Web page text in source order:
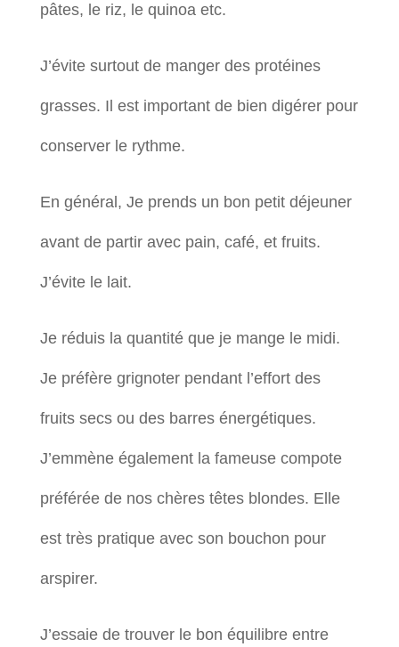
pâtes, le riz, le quinoa etc.
J’évite surtout de manger des protéines
grasses. Il est important de bien digérer pour
conserver le rythme.
En général, Je prends un bon petit déjeuner
avant de partir avec pain, café, et fruits.
J’évite le lait.
Je réduis la quantité que je mange le midi.
Je préfère grignoter pendant l’effort des
fruits secs ou des barres énergétiques.
J’emmène également la fameuse compote
préférée de nos chères têtes blondes. Elle
est très pratique avec son bouchon pour
arspirer.
J’essaie de trouver le bon équilibre entre